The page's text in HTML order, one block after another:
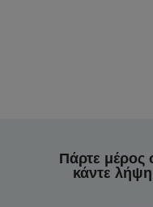
Πάρτε
κάντε